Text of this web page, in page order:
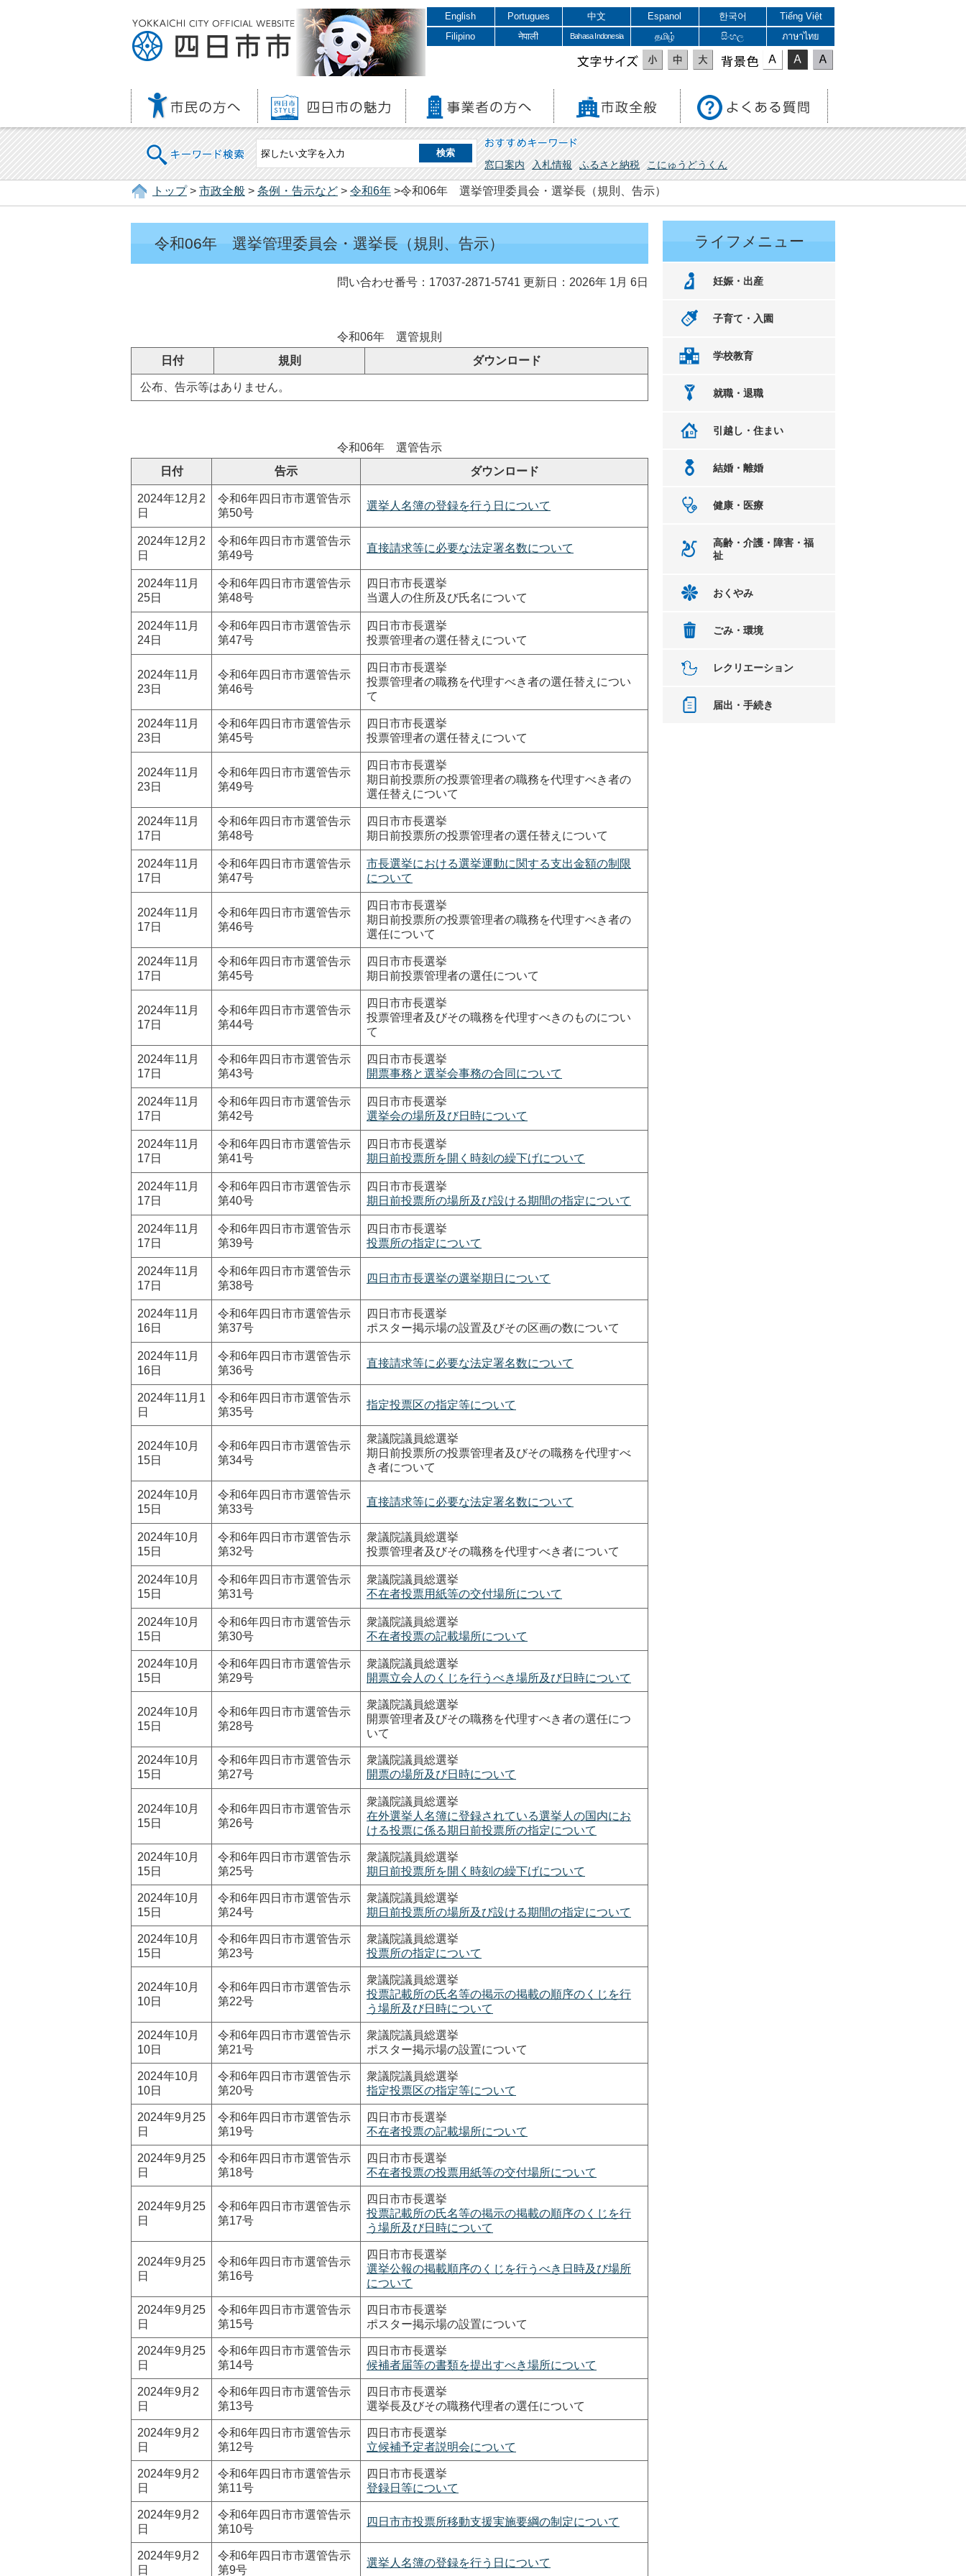
English Portugues 中文 Espanol 한국어
Tiếng Việt
Filipino
नेपाली Bahasa Indonesia தமிழ் සිංහල ภาษาไทย
文字サイズ 表示色
キーワード検索 おすすめキーワード
窓口案内 入札情報 ふるさと納税 こにゅうどうくん
トップ> 市政全般 > 条例・告示など > 令和6年 >令和06年 選挙管理委員会・選挙長（規則、告示）
令和06年 選挙管理委員会・選挙長（規則、告示）
問い合わせ番号：17037-2871-5741 更新日：2026年 1月 6日
令和06年 選管規則
日付
規則 ダウンロード
公布、告示等はありません。
令和06年 選管告示
日付
告示 ダウンロード
2024年12月2
日
令和6年四日市市選管告示
第50号
選挙人名簿の登録を行う日について
2024年12月2
日
令和6年四日市市選管告示
第49号
直接請求等に必要な法定署名数について
2024年11月
25日
令和6年四日市市選管告示
第48号
四日市市長選挙
当選人の住所及び氏名について
2024年11月
24日
令和6年四日市市選管告示
第47号
四日市市長選挙
投票管理者の選任替えについて
2024年11月
23日
令和6年四日市市選管告示
第46号
四日市市長選挙
投票管理者の職務を代理すべき者の選任替えについ
て
2024年11月
23日
令和6年四日市市選管告示
第45号
四日市市長選挙
投票管理者の選任替えについて
2024年11月
23日
令和6年四日市市選管告示
第49号
四日市市長選挙
期日前投票所の投票管理者の職務を代理すべき者の
選任替えについて
2024年11月
17日
令和6年四日市市選管告示
第48号
四日市市長選挙
期日前投票所の投票管理者の選任替えについて
2024年11月
17日
令和6年四日市市選管告示
第47号
市長選挙における選挙運動に関する支出金額の制限
について
2024年11月
17日
令和6年四日市市選管告示
第46号
四日市市長選挙
期日前投票所の投票管理者の職務を代理すべき者の
選任について
2024年11月
17日
令和6年四日市市選管告示
第45号
四日市市長選挙
期日前投票管理者の選任について
2024年11月
17日
令和6年四日市市選管告示
第44号
四日市市長選挙
投票管理者及びその職務を代理すべきのものについ
て
2024年11月
17日
令和6年四日市市選管告示
第43号
四日市市長選挙
開票事務と選挙会事務の合同について
2024年11月
17日
令和6年四日市市選管告示
第42号
四日市市長選挙
選挙会の場所及び日時について
2024年11月
17日
令和6年四日市市選管告示
第41号
四日市市長選挙
期日前投票所を開く時刻の繰下げについて
2024年11月
17日
令和6年四日市市選管告示
第40号
四日市市長選挙
期日前投票所の場所及び設ける期間の指定について
2024年11月
17日
令和6年四日市市選管告示
第39号
四日市市長選挙
投票所の指定について
2024年11月
17日
令和6年四日市市選管告示
第38号
四日市市長選挙の選挙期日について
2024年11月
16日
令和6年四日市市選管告示
第37号
四日市市長選挙
ポスター掲示場の設置及びその区画の数について
2024年11月
16日
令和6年四日市市選管告示
第36号
直接請求等に必要な法定署名数について
2024年11月1
日
令和6年四日市市選管告示
第35号
指定投票区の指定等について
2024年10月
15日
令和6年四日市市選管告示
第34号
衆議院議員総選挙
期日前投票所の投票管理者及びその職務を代理すべ
き者について
2024年10月
15日
令和6年四日市市選管告示
第33号
直接請求等に必要な法定署名数について
2024年10月
15日
令和6年四日市市選管告示
第32号
衆議院議員総選挙
投票管理者及びその職務を代理すべき者について
2024年10月
15日
令和6年四日市市選管告示
第31号
衆議院議員総選挙
不在者投票用紙等の交付場所について
2024年10月
15日
令和6年四日市市選管告示
第30号
衆議院議員総選挙
不在者投票の記載場所について
2024年10月
15日
令和6年四日市市選管告示
第29号
衆議院議員総選挙
開票立会人のくじを行うべき場所及び日時について
2024年10月
15日
令和6年四日市市選管告示
第28号
衆議院議員総選挙
開票管理者及びその職務を代理すべき者の選任につ
いて
2024年10月
15日
令和6年四日市市選管告示
第27号
衆議院議員総選挙
開票の場所及び日時について
2024年10月
15日
令和6年四日市市選管告示
第26号
衆議院議員総選挙
在外選挙人名簿に登録されている選挙人の国内にお
ける投票に係る期日前投票所の指定について
2024年10月
15日
令和6年四日市市選管告示
第25号
衆議院議員総選挙
期日前投票所を開く時刻の繰下げについて
2024年10月
15日
令和6年四日市市選管告示
第24号
衆議院議員総選挙
期日前投票所の場所及び設ける期間の指定について
2024年10月
15日
令和6年四日市市選管告示
第23号
衆議院議員総選挙
投票所の指定について
2024年10月
10日
令和6年四日市市選管告示
第22号
衆議院議員総選挙
投票記載所の氏名等の掲示の掲載の順序のくじを行
う場所及び日時について
2024年10月
10日
令和6年四日市市選管告示
第21号
衆議院議員総選挙
ポスター掲示場の設置について
2024年10月
10日
令和6年四日市市選管告示
第20号
衆議院議員総選挙
指定投票区の指定等について
2024年9月25
日
令和6年四日市市選管告示
第19号
四日市市長選挙
不在者投票の記載場所について
2024年9月25
日
令和6年四日市市選管告示
第18号
四日市市長選挙
不在者投票の投票用紙等の交付場所について
2024年9月25
日
令和6年四日市市選管告示
第17号
四日市市長選挙
投票記載所の氏名等の掲示の掲載の順序のくじを行
う場所及び日時について
2024年9月25
日
令和6年四日市市選管告示
第16号
四日市市長選挙
選挙公報の掲載順序のくじを行うべき日時及び場所
について
2024年9月25
日
令和6年四日市市選管告示
第15号
四日市市長選挙
ポスター掲示場の設置について
2024年9月25
日
令和6年四日市市選管告示
第14号
四日市市長選挙
候補者届等の書類を提出すべき場所について
2024年9月2
日
令和6年四日市市選管告示
第13号
四日市市長選挙
選挙長及びその職務代理者の選任について
2024年9月2
日
令和6年四日市市選管告示
第12号
四日市市長選挙
立候補予定者説明会について
2024年9月2
日
令和6年四日市市選管告示
第11号
四日市市長選挙
登録日等について
2024年9月2
日
令和6年四日市市選管告示
第10号
四日市市投票所移動支援実施要綱の制定について
2024年9月2
日
令和6年四日市市選管告示
第9号
選挙人名簿の登録を行う日について
ライフメニュー
妊娠・出産
子育て・入園
学校教育
就職・退職
引越し・住まい
結婚・離婚
健康・医療
高齢・介護・障害・福
祉
おくやみ
ごみ・環境
レクリエーション
届出・手続き